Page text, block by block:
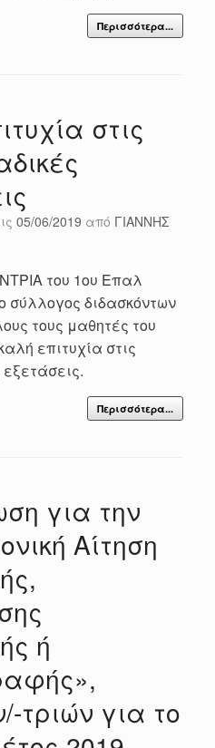
Περισσότερα...
στις
05/06/2019 από ΓΙΑΝΝΗΣ
του 1ου Επαλ
σύλλογος διδασκόντων
τους μαθητές του
επιτυχία στις
Περισσότερα...
για την
Αίτηση
ή
τριών για το